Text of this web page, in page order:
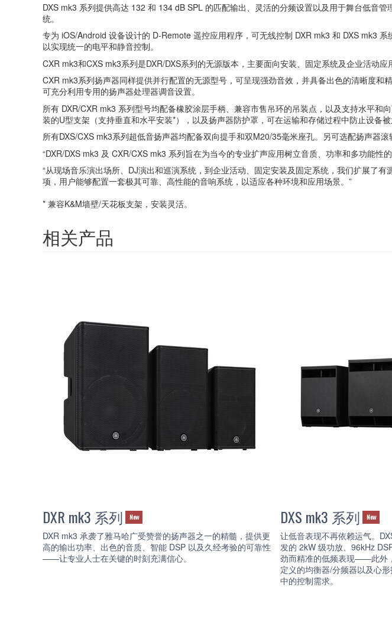
DXS mk3 系列提供高达 132 和 134 dB SPL 的匹配输出、灵活的分频设置以及用于舞台低音
统。
专为 iOS/Android 设备设计的 D-Remote 遥控应用程序，可无线控制 DXR mk3 和 DXS mk3
以实现统一的电平和静音控制。
CXR mk3和CXS mk3系列是DXR/DXS系列的无源版本，主要面向安装、固定系统及企业活动应
CXR mk3系列扬声器同样提供并行配置的无源型号，可呈现强劲音效，并具备出色的清晰度
可充分利用专用的扬声器处理器调音设置。
所有 DXR/CXR mk3 系列型号均配备橡胶涂层手柄、兼容市售吊环的吊装点，以及支持水平
装的U型支架（支持垂直和水平安装*），以及扬声器防护罩，可在运输和存储过程中防止设备
所有DXS/CXS mk3系列超低音扬声器均配备双向提手和双M20/35毫米座孔。另可选配扬声器滚
“DXR/DXS mk3 及 CXR/CXS mk3 系列旨在为当今的专业扩声应用树立音质、功率和多功能
“从现场音乐演出场所、DJ演出和巡演系统，到企业活动、固定安装及固定系统，我们扩展了
项，用户能够配置一套极其可靠、高性能的音响系统，以适应各种环境和应用场景。”
* 兼容K&M墙壁/天花板支架，安装灵活。
相关产品
DXR mk3 系列 New
DXR mk3 承袭了雅马哈广受赞誉的扬声器之一的精髓，提供更
高的输出功率、出色的音质、智能 DSP 以及久经考验的可靠性
——让专业人士在关键的时刻充满信心。
DXS mk3 系列 New
让低音表现不再依赖运气。
发的 2kW 级功放、96kHz
劲而精准的低频表现——此外
定义的均衡器/分频器以及心
中的控制需求。